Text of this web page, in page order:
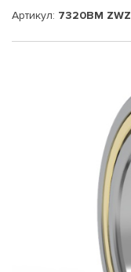
Артикул: 7320BM ZWZ